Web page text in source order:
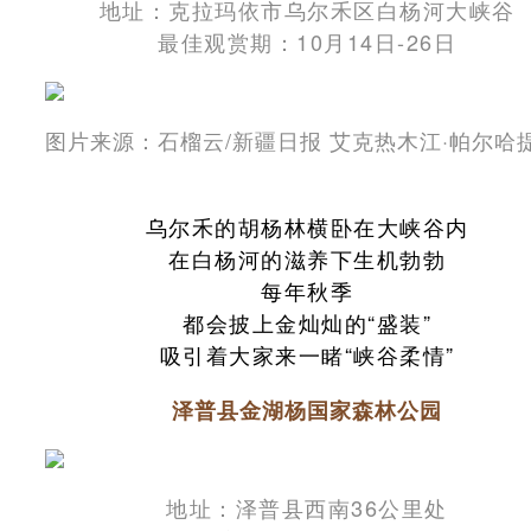
地址：克拉玛依市乌尔禾区白杨河大峡谷
最佳观赏期：10月14日-26日
图片来源：石榴云/新疆日报 艾克热木江·帕尔哈
乌尔禾的胡杨林横卧在大峡谷内
在白杨河的滋养下生机勃勃
每年秋季
都会披上金灿灿的“盛装”
吸引着大家来一睹“峡谷柔情”
泽普县金湖杨国家森林公园
地址：泽普县西南36公里处